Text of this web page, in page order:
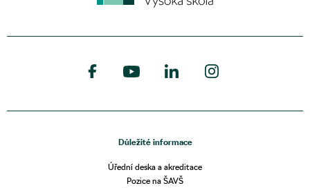
Důležité informace
Úřední deska a akreditace
Pozice na ŠAVŠ